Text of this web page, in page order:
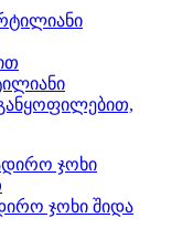
ჯოხი შიდა